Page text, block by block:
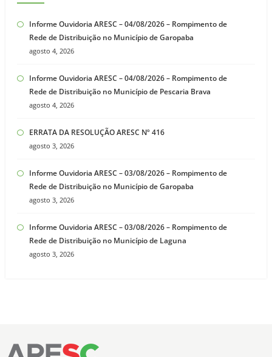
Informe Ouvidoria ARESC – 04/08/2026 – Rompimento de
Rede de Distribuição no Município de Garopaba
agosto 4, 2026
Informe Ouvidoria ARESC – 04/08/2026 – Rompimento de
Rede de Distribuição no Município de Pescaria Brava
agosto 4, 2026
ERRATA DA RESOLUÇÃO ARESC Nº 416
agosto 3, 2026
Informe Ouvidoria ARESC – 03/08/2026 – Rompimento de
Rede de Distribuição no Município de Garopaba
agosto 3, 2026
Informe Ouvidoria ARESC – 03/08/2026 – Rompimento de
Rede de Distribuição no Município de Laguna
agosto 3, 2026